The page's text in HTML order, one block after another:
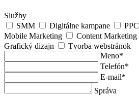
Služby
SMM
Digitálne kampane PPC
Mobile Marketing
Content Marketing
Grafický dizajn
Tvorba webstránok
Meno*
Telefón*
E-mail*
Správa